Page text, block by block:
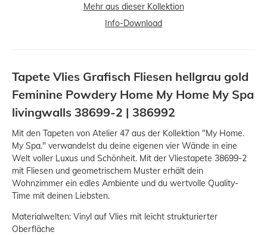
Mehr aus dieser Kollektion
Info-Download
Tapete Vlies Grafisch Fliesen hellgrau gold
Feminine Powdery Home My Home My Spa
livingwalls 38699-2 | 386992
Mit den Tapeten von Atelier 47 aus der Kollektion "My Home.
My Spa." verwandelst du deine eigenen vier Wände in eine
Welt voller Luxus und Schönheit. Mit der Vliestapete 38699-2
mit Fliesen und geometrischem Muster erhält dein
Wohnzimmer ein edles Ambiente und du wertvolle Quality-
Time mit deinen Liebsten.
Materialwelten: Vinyl auf Vlies mit leicht strukturierter
Oberfläche